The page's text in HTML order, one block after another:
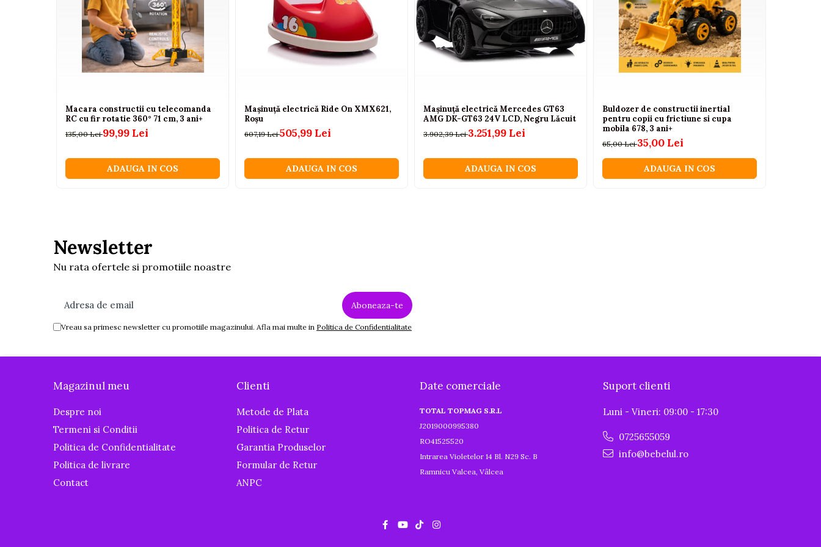
Camioane electrice
Seturi copii si bebelusi
Accesorii copii
Treninguri copii
Scaune de masa
Seturi de hranire
Certificari: CE, EN71
Avertisment: Nerecomandat copiilor sub 3 ani
Pentru: Fete
Varsta recomandata: 3+
Macara constructii cu telecomanda
RC cu fir rotatie 360° 71 cm, 3 ani+
135,00 Lei99,99 Lei
ADAUGA IN COS
Mașinuță electrică Ride On XMX621,
Roșu
607,19 Lei505,99 Lei
ADAUGA IN COS
Mașinuță electrică Mercedes GT63
AMG DK-GT63 24V LCD, Negru Lăcuit
3.902,39 Lei3.251,99 Lei
ADAUGA IN COS
Buldozer de constructii inertial
pentru copii cu frictiune si cupa
mobila 678, 3 ani+
65,00 Lei35,00 Lei
ADAUGA IN COS
Newsletter
Nu rata ofertele si promotiile noastre
Vreau sa primesc newsletter cu promotiile magazinului. Afla mai multe in Politica de Confidentialitate
Magazinul meu
Despre noi
Termeni si Conditii
Politica de Confidentialitate
Politica de livrare
Contact
Clienti
Metode de Plata
Politica de Retur
Garantia Produselor
Formular de Retur
ANPC
Date comerciale
TOTAL TOPMAG S.R.L
J2019000995380
RO41525520
Intrarea Violetelor 14 Bl. N29 Sc. B
Ramnicu Valcea, Vâlcea
Suport clienti
Luni - Vineri: 09:00 - 17:30
0725655059
info@bebelul.ro